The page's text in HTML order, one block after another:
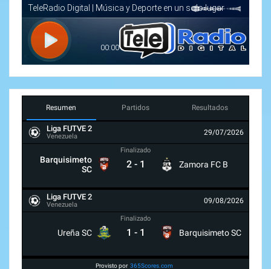
Resumen Partidos Resultados
Liga FUTVE 2
Venezuela 29/07/2026
Barquisimeto
SC
Finalizado
2 - 1 Zamora FC B
Liga FUTVE 2
Venezuela 09/08/2026
Ureña SC
Finalizado
1 - 1 Barquisimeto SC
Provisto por 365Scores.com